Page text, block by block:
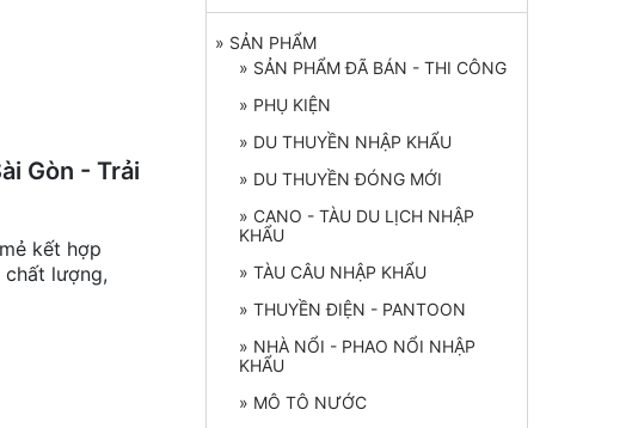
Gòn - Trải
kết hợp
chất lượng,
» SẢN PHẨM
» SẢN PHẨM ĐÃ BÁN - THI CÔNG
» PHỤ KIỆN
» DU THUYỀN NHẬP KHẨU
» DU THUYỀN ĐÓNG MỚI
» CANO - TÀU DU LỊCH NHẬP
KHẨU
» TÀU CÂU NHẬP KHẨU
» THUYỀN ĐIỆN - PANTOON
» NHÀ NỔI - PHAO NỔI NHẬP
KHẨU
» MÔ TÔ NƯỚC